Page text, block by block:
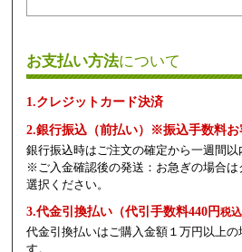
お支払い方法について
1.クレジットカード決済
2.銀行振込（前払い）※振込手数料お
銀行振込時はご注文の確定から一週間以
※ご入金確認後の発送：お急ぎの場合
選択ください。
3.代金引換払い（代引手数料440円税込
代金引換払いはご購入金額１万円以上の
す。